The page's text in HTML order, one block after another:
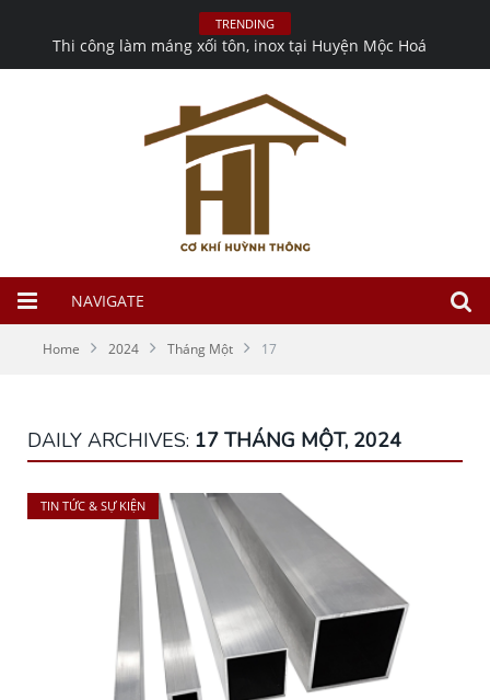
TRENDING
Thi công làm máng xối tôn, inox tại Huyện Mộc Hoá
NAVIGATE
Home 2024 Tháng Một 17
DAILY ARCHIVES: 17 THÁNG MỘT, 2024
TIN TỨC & SỰ KIỆN